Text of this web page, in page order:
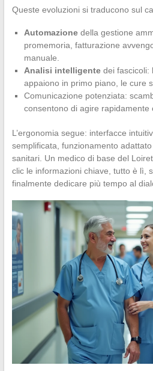
Queste evoluzioni si traducono sul
Automazionedella gestione
promemoria, fatturazione
manuale.
Analisi intelligentedei fascicoli:
appaiono in primo piano, le cure
Comunicazione potenziata:
consentono di agire rapidamente
L’ergonomia segue: interfacce
semplificata, funzionamento
sanitari. Un medico di base del
clic le informazioni chiave, tutto è lì,
finalmente dedicare più tempo al